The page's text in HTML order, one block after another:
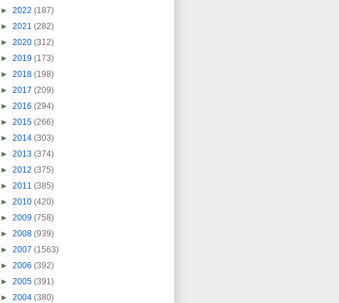
► 2022 (187)
► 2021 (282)
► 2020 (312)
► 2019 (173)
► 2018 (198)
► 2017 (209)
► 2016 (294)
► 2015 (266)
► 2014 (303)
► 2013 (374)
► 2012 (375)
► 2011 (385)
► 2010 (420)
► 2009 (758)
► 2008 (939)
► 2007 (1563)
► 2006 (392)
► 2005 (391)
► 2004 (380)